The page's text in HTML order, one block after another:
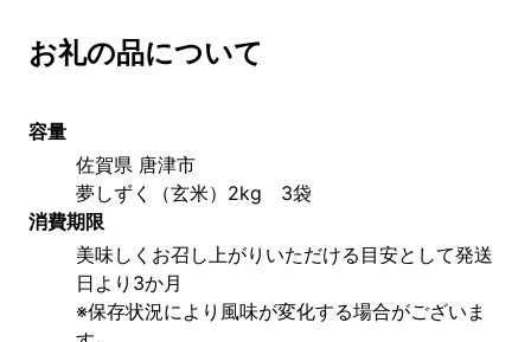
お礼の品について
容量
佐賀県 唐津市
夢しずく（玄米）2kg　3袋
消費期限
美味しくお召し上がりいただける目安として発送
日より3か月
※保存状況により風味が変化する場合がございま